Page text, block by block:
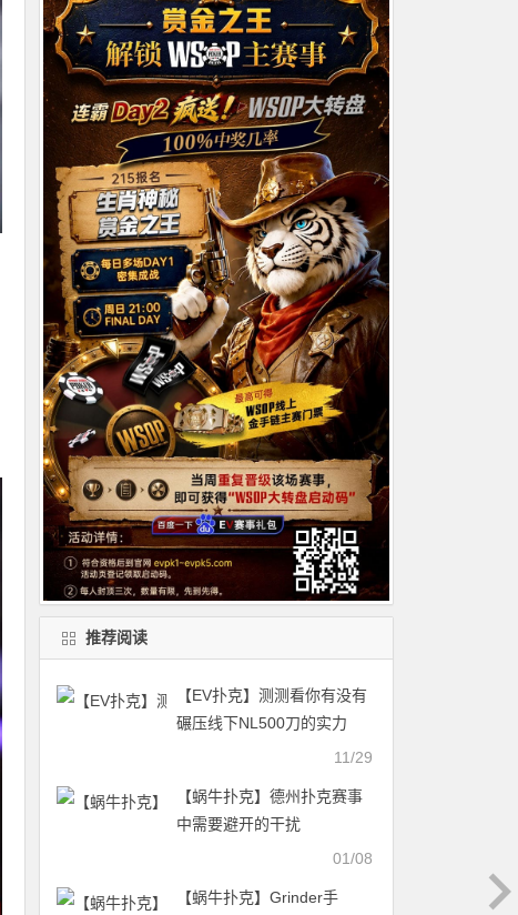
推荐阅读
【EV扑克】测测看你有没有
碾压线下NL500刀的实力
11/29
【蜗牛扑克】德州扑克赛事
中需要避开的干扰
01/08
【蜗牛扑克】Grinder手